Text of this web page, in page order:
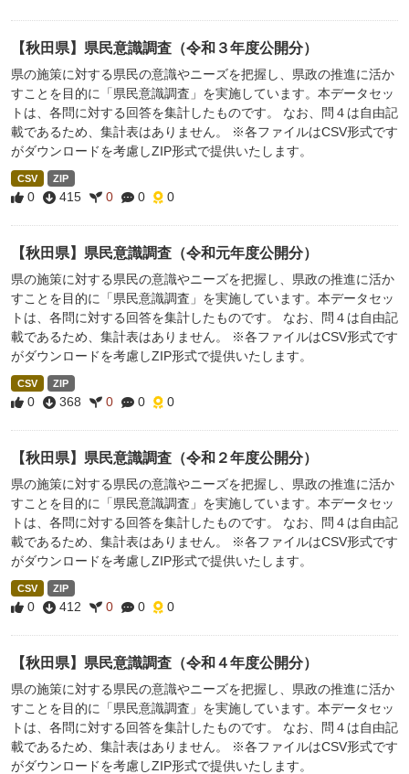
【秋田県】県民意識調査（令和３年度公開分）
県の施策に対する県民の意識やニーズを把握し、県政の推進に活か
すことを目的に「県民意識調査」を実施しています。本データセッ
トは、各問に対する回答を集計したものです。 なお、問４は自由記
載であるため、集計表はありません。 ※各ファイルはCSV形式です
がダウンロードを考慮しZIP形式で提供いたします。
CSV ZIP
0 415 0 0 0
【秋田県】県民意識調査（令和元年度公開分）
県の施策に対する県民の意識やニーズを把握し、県政の推進に活か
すことを目的に「県民意識調査」を実施しています。本データセッ
トは、各問に対する回答を集計したものです。 なお、問４は自由記
載であるため、集計表はありません。 ※各ファイルはCSV形式です
がダウンロードを考慮しZIP形式で提供いたします。
CSV ZIP
0 368 0 0 0
【秋田県】県民意識調査（令和２年度公開分）
県の施策に対する県民の意識やニーズを把握し、県政の推進に活か
すことを目的に「県民意識調査」を実施しています。本データセッ
トは、各問に対する回答を集計したものです。 なお、問４は自由記
載であるため、集計表はありません。 ※各ファイルはCSV形式です
がダウンロードを考慮しZIP形式で提供いたします。
CSV ZIP
0 412 0 0 0
【秋田県】県民意識調査（令和４年度公開分）
県の施策に対する県民の意識やニーズを把握し、県政の推進に活か
すことを目的に「県民意識調査」を実施しています。本データセッ
トは、各問に対する回答を集計したものです。 なお、問４は自由記
載であるため、集計表はありません。 ※各ファイルはCSV形式です
がダウンロードを考慮しZIP形式で提供いたします。